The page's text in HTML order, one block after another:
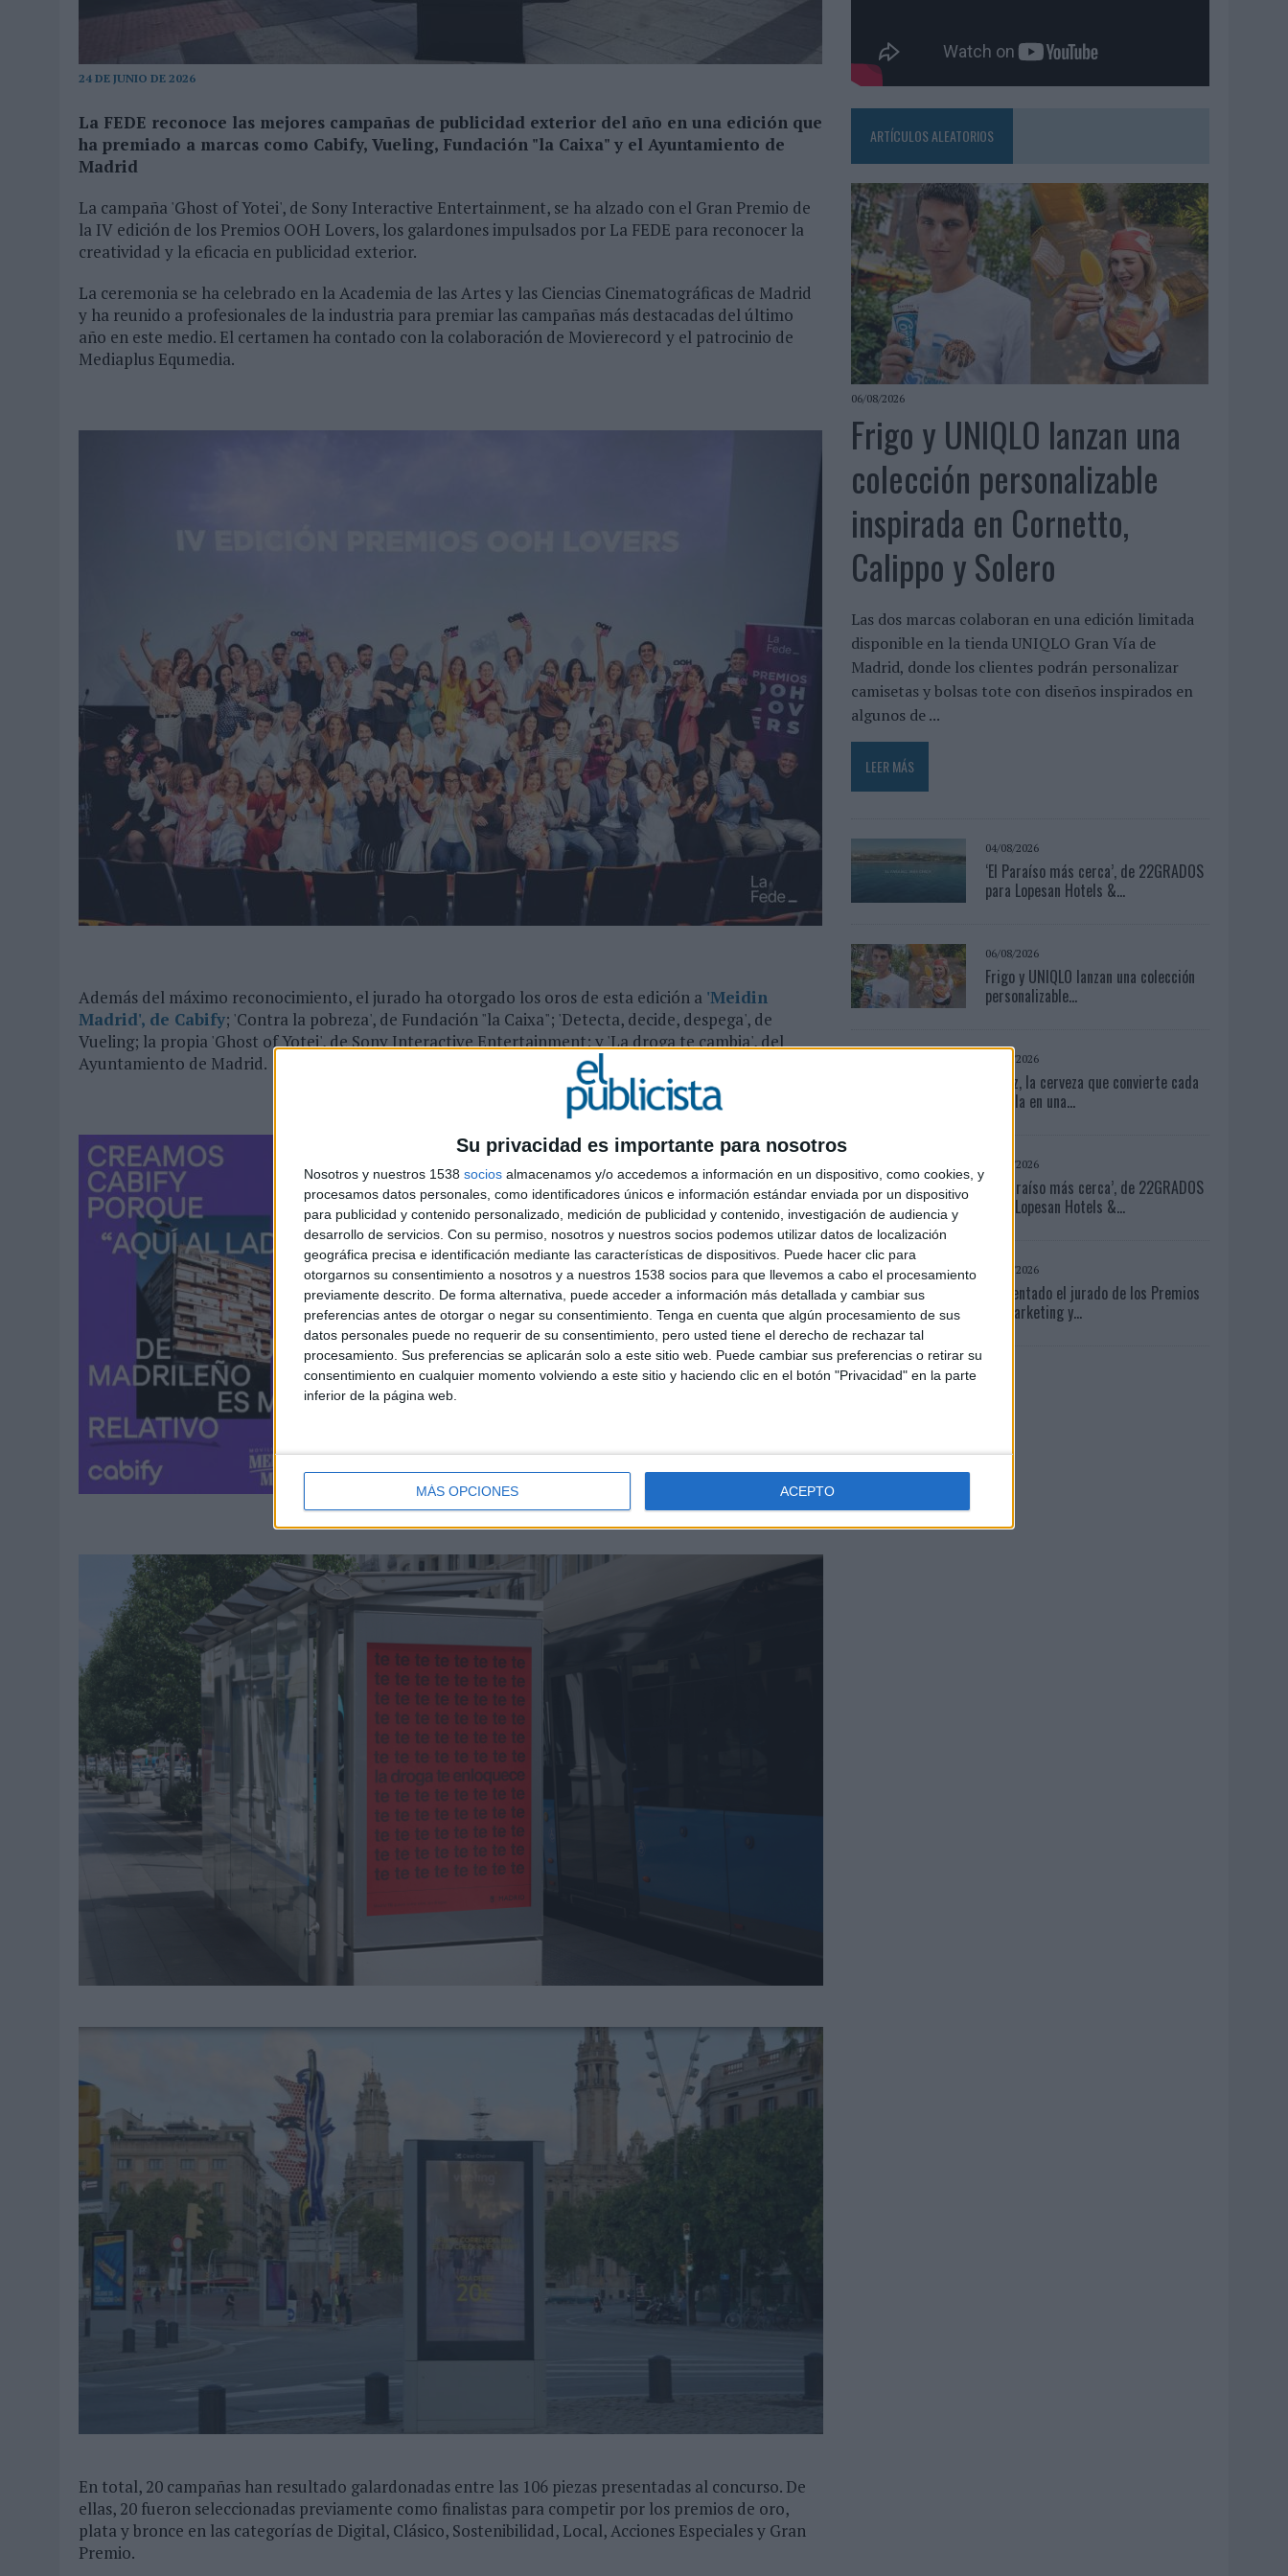
Su privacidad es importante para nosotros
Nosotros y nuestros 1538 socios almacenamos y/o accedemos a información en un dispositivo, como cookies, y
procesamos datos personales, como identificadores únicos e información estándar enviada por un dispositivo
para publicidad y contenido personalizado, medición de publicidad y contenido, investigación de audiencia y
desarrollo de servicios. Con su permiso, nosotros y nuestros socios podemos utilizar datos de localización
geográfica precisa e identificación mediante las características de dispositivos. Puede hacer clic para
otorgarnos su consentimiento a nosotros y a nuestros 1538 socios para que llevemos a cabo el procesamiento
previamente descrito. De forma alternativa, puede acceder a información más detallada y cambiar sus
preferencias antes de otorgar o negar su consentimiento. Tenga en cuenta que algún procesamiento de sus
datos personales puede no requerir de su consentimiento, pero usted tiene el derecho de rechazar tal
procesamiento. Sus preferencias se aplicarán solo a este sitio web. Puede cambiar sus preferencias o retirar su
consentimiento en cualquier momento volviendo a este sitio y haciendo clic en el botón "Privacidad" en la parte
inferior de la página web.
MÁS OPCIONES ACEPTO
24 DE JUNIO DE 2026
La FEDE reconoce las mejores campañas de publicidad exterior del año en una edición que
ha premiado a marcas como Cabify, Vueling, Fundación "la Caixa" y el Ayuntamiento de
Madrid
La campaña 'Ghost of Yotei', de Sony Interactive Entertainment, se ha alzado con el Gran Premio de
la IV edición de los Premios OOH Lovers, los galardones impulsados por La FEDE para reconocer la
creatividad y la eficacia en publicidad exterior.
La ceremonia se ha celebrado en la Academia de las Artes y las Ciencias Cinematográficas de Madrid
y ha reunido a profesionales de la industria para premiar las campañas más destacadas del último
año en este medio. El certamen ha contado con la colaboración de Movierecord y el patrocinio de
Mediaplus Equmedia.
Además del máximo reconocimiento, el jurado ha otorgado los oros de esta edición a 'Meidin
Madrid', de Cabify; 'Contra la pobreza', de Fundación "la Caixa"; 'Detecta, decide, despega', de
Vueling; la propia 'Ghost of Yotei', de Sony Interactive Entertainment; y 'La droga te cambia', del
Ayuntamiento de Madrid.
En total, 20 campañas han resultado galardonadas entre las 106 piezas presentadas al concurso. De
ellas, 20 fueron seleccionadas previamente como finalistas para competir por los premios de oro,
plata y bronce en las categorías de Digital, Clásico, Sostenibilidad, Local, Acciones Especiales y Gran
Premio.
ARTÍCULOS ALEATORIOS
06/08/2026
Frigo y UNIQLO lanzan una
colección personalizable
inspirada en Cornetto,
Calippo y Solero
Las dos marcas colaboran en una edición limitada
disponible en la tienda UNIQLO Gran Vía de
Madrid, donde los clientes podrán personalizar
camisetas y bolsas tote con diseños inspirados en
algunos de ...
LEER MÁS
04/08/2026
‘El Paraíso más cerca’, de 22GRADOS
para Lopesan Hotels &...
06/08/2026
Frigo y UNIQLO lanzan una colección
personalizable...
04/08/2026
Capaz, la cerveza que convierte cada
botella en una...
04/08/2026
‘El Paraíso más cerca’, de 22GRADOS
para Lopesan Hotels &...
03/08/2026
Presentado el jurado de los Premios
de Marketing y...